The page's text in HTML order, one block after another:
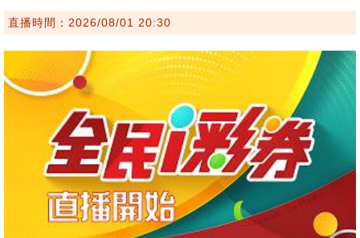
直播時間：2026/08/01 20:30